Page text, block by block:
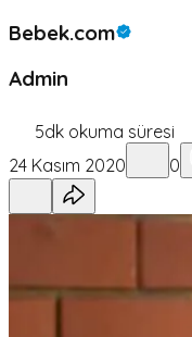
Bebek.com
Admin
5dk okuma süresi
24 Kasım 2020
0